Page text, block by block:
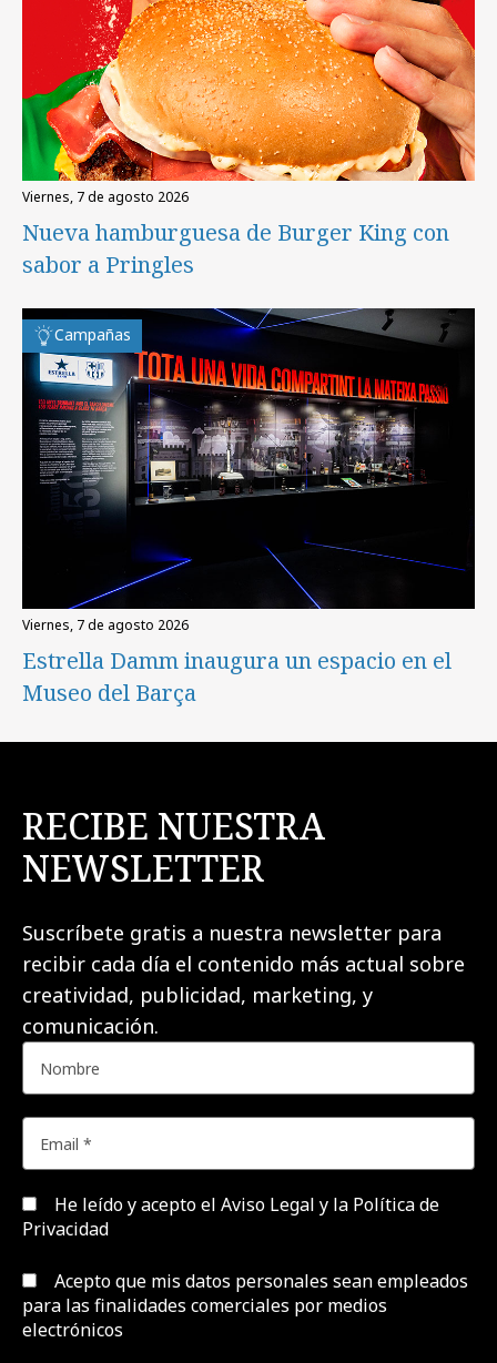
viernes, 7 de agosto 2026
Nueva hamburguesa de Burger King con
sabor a Pringles
Campañas
viernes, 7 de agosto 2026
Estrella Damm inaugura un espacio en el
Museo del Barça
RECIBE NUESTRA
NEWSLETTER
Suscríbete gratis a nuestra newsletter para
recibir cada día el contenido más actual sobre
creatividad, publicidad, marketing, y
comunicación.
He leído y acepto el Aviso Legal y la Política de
Privacidad
Acepto que mis datos personales sean empleados
para las finalidades comerciales por medios
electrónicos